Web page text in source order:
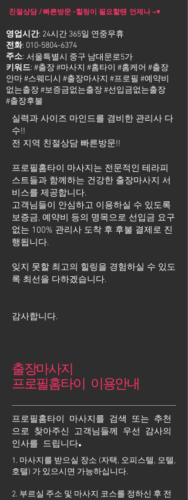
친절상담 / 빠른방문 -힐링이 필요할땐 언제나 ~♥
영업시간: 24시간 365일 연중무휴
전화: 010-5804-6374
주소:
키워드: #출장 #마사지 #홈타이 #홈케어 #출장
안마 #스웨디시 #출장마사지 #프로필 #예약비
없는출장 #보증금없는출장 #선입금없는출장
#출장후불
서울특별시 중구 남대문로5가
실력과 사이즈 마인드를 겸비한 관리사 다
수!!
전 지역 친절상담 빠른방문!!
프로필홈타이 마사지는 전문적인 테라피
스트들과 함께하는 건강한 출장마사지 서
비스를 제공합니다.
고객님들이 안심하고 이용하실 수 있도록
보증금, 예약비 등의 명목으로 선입금 요구
없는 100% 관리사 도착 후 후불 결제로 진
행됩니다.
잊지 못할 최고의 힐링을 경험하실 수 있도
록 최선을 다하겠습니다.
​감사합니다.
출장마사지
프로필홈타이 이용안내
프로필홈타이 마사지를 검색 또는 추천
으로 찾아주신 고객님들께 우선 감사의
인사를 드립니다.
1. 마사지를 받으실 장소 (자택, 오피스텔, 모텔,
호텔) 가 있으시면 가능하십니다.
2. 부르실 주소 및 마사지 코스를 정하신 후 전